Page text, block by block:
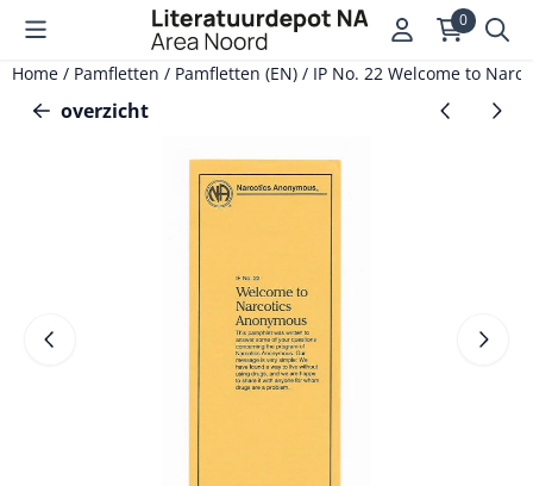
Cookievoorkeuren zijn momenteel gesloten. 0
Home / Pamfletten / Pamfletten (EN) / IP No. 22 Welcome to
overzicht